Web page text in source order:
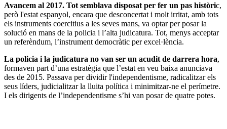
Avancem al 2017. Tot semblava disposat per fer un pas històric,
però l'estat espanyol, encara que desconcertat i molt irritat, amb tots
els instruments coercitius a les seves mans, va optar per posar la
solució en mans de la policia i l’alta judicatura. Tot, menys acceptar
un referèndum, l’instrument democràtic per excel·lència.
La policia i la judicatura no van ser un acudit de darrera hora,
formaven part d’una estratègia que l’estat en veu baixa anunciava
des de 2015. Passava per dividir l'independentisme, radicalitzar els
seus líders, judicialitzar la lluita política i minimitzar-ne el perímetre.
I els dirigents de l’independentisme s’hi van posar de quatre potes.